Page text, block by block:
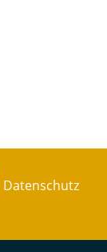
Datenschutz